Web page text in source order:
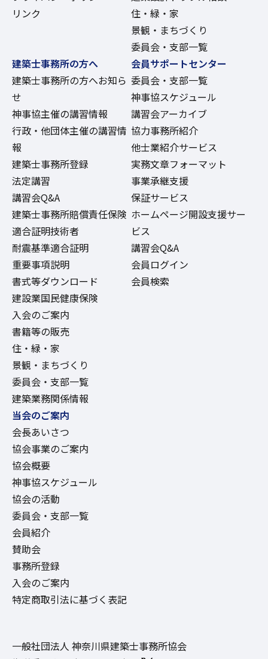
リンク
住・緑・家
景観・まちづくり
委員会・支部一覧
建築士事務所の方へ
建築士事務所の方へお知ら
せ
神事協主催の講習情報
行政・他団体主催の講習情
報
建築士事務所登録
法定講習
講習会Q&A
建築士事務所賠償責任保険
適合証明技術者
耐震基準適合証明
重要事項説明
書式等ダウンロード
建設業国民健康保険
入会のご案内
書籍等の販売
住・緑・家
景観・まちづくり
委員会・支部一覧
建築業務関係情報
会員サポートセンター
委員会・支部一覧
神事協スケジュール
講習会アーカイブ
協力事務所紹介
他士業紹介サービス
実務文章フォーマット
事業承継支援
保証サービス
ホームページ開設支援サー
ビス
講習会Q&A
会員ログイン
会員検索
当会のご案内
会長あいさつ
協会事業のご案内
協会概要
神事協スケジュール
協会の活動
委員会・支部一覧
会員紹介
賛助会
事務所登録
入会のご案内
特定商取引法に基づく表記
一般社団法人 神奈川県建築士事務所協会